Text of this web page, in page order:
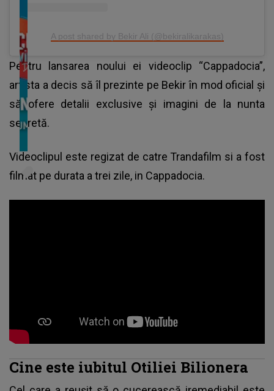
A post shared by Bekir Ali (@bekiralikarakas)
Pentru lansarea noului ei videoclip “Cappadocia”,
artista a decis să îl prezinte pe Bekir în mod oficial și
să ofere detalii exclusive și imagini de la nunta
secretă.
Videoclipul este regizat de catre Trandafilm si a fost
filmat pe durata a trei zile, in Cappadocia.
Cine este iubitul Otiliei Bilionera